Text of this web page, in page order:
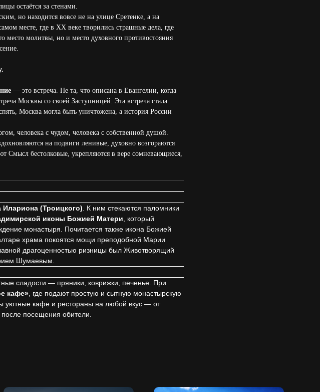
остаётся за стенами.
но находится вовсе не на улице Сретенке, а на
месте, где в XX веке творились страшные дела, где
место молитвы, но и место духовного противостояния
— это встреча. Не та, что описана в Евангелии, когда
Москвы со своей Заступницей. Эта встреча стала
Москва могла быть уничтожена, а история России
человека с чудом, человека с собственной душой.
на подвиги ленивые, духовно возгораются
Смысл бестолковые, укрепляются в вере сомневающиеся,
(Троицкого) . К ним стекаются паломники
иконы Божией Матери , который
монастыря. Почитается также икона Божией
храма покоятся мощи преподобной Марии
драгоценностью ризницы был Животворящий
Шумаевым.
сладости — пряники, коврижки, печенье. При
кафе» , где подают простую и сытную монастырскую
уютные кафе и рестораны на любой вкус — от
посещения обители.